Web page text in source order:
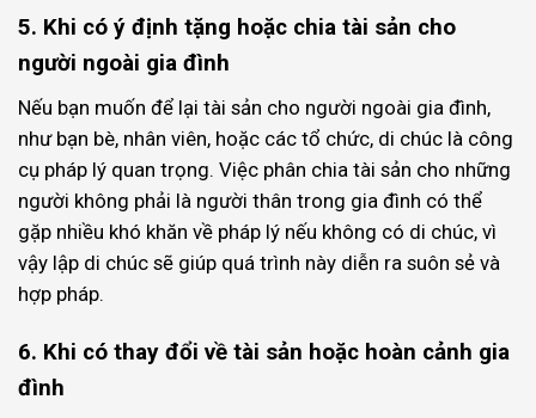
5. Khi có ý định tặng hoặc chia tài sản cho
người ngoài gia đình
Nếu bạn muốn để lại tài sản cho người ngoài gia đình,
như bạn bè, nhân viên, hoặc các tổ chức, di chúc là công
cụ pháp lý quan trọng. Việc phân chia tài sản cho những
người không phải là người thân trong gia đình có thể
gặp nhiều khó khăn về pháp lý nếu không có di chúc, vì
vậy lập di chúc sẽ giúp quá trình này diễn ra suôn sẻ và
hợp pháp.
6. Khi có thay đổi về tài sản hoặc hoàn cảnh gia
đình